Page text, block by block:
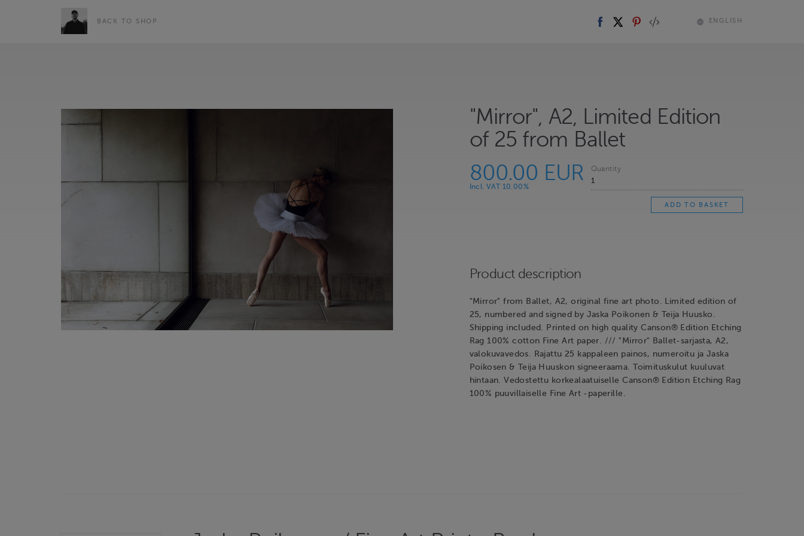
BACK TO SHOP ENGLISH
"Mirror", A2, Limited Edition
of 25 from Ballet
800.00 EUR
Incl. VAT 10.00%
Quantity
Product description
"Mirror" from Ballet, A2, original fine art photo. Limited edition of
25, numbered and signed by Jaska Poikonen & Teija Huusko.
Shipping included. Printed on high quality Canson® Edition Etching
Rag 100% cotton Fine Art paper. /// "Mirror" Ballet-sarjasta, A2,
valokuvavedos. Rajattu 25 kappaleen painos, numeroitu ja Jaska
Poikosen & Teija Huuskon signeeraama. Toimituskulut kuuluvat
hintaan. Vedostettu korkealaatuiselle Canson® Edition Etching Rag
100% puuvillaiselle Fine Art -paperille.